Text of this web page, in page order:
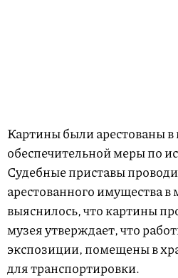
Картины были арестованы в
обеспечительной меры по
Судебные приставы
арестованного имущества в
выяснилось, что картины
музея утверждает, что
экспозиции, помещены в
для транспортировки.